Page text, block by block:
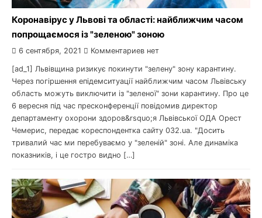
Коронавірус у Львові та області: найближчим часом
попрощаємося із "зеленою" зоною
6 сентября, 2021 Комментариев нет
[ad_1] Львівщина ризикує покинути "зелену" зону карантину.
Через погіршення епідемситуації найближчим часом Львівську
область можуть виключити із "зеленої" зони карантину. Про це
6 вересня під час пресконференції повідомив директор
департаменту охорони здоров&rsquo;я Львівської ОДА Орест
Чемерис, передає кореспондентка сайту 032.ua. "Досить
тривалий час ми перебуваємо у "зеленій" зоні. Але динаміка
показників, і це гостро видно […]